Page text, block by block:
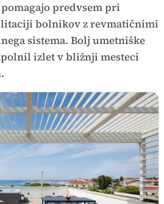
predvsem pri
bolnikov z revmatičnimi
sistema. Bolj umetniške
izlet v bližnji mesteci